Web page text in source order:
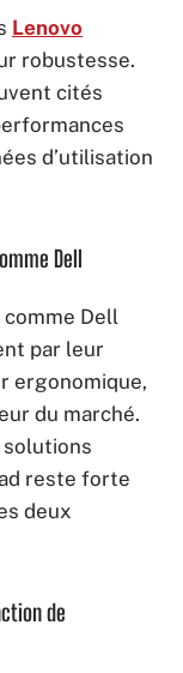
Lenovo
robustesse.
cités
d’utilisation
Dell
comme Dell
par leur
ergonomique,
du marché.
reste forte
deux
de